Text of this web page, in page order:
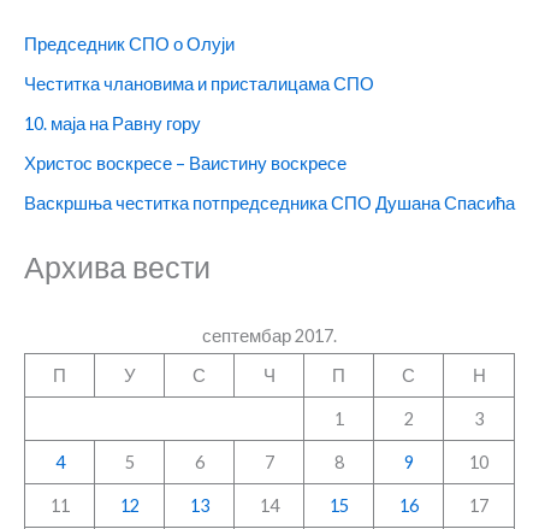
Председник СПО о Олуји
Честитка члановима и присталицама СПО
10. маја на Равну гору
Христос воскресе – Ваистину воскресе
Васкршња честитка потпредседника СПО Душана Спасића
Архива вести
септембар 2017.
П
У С Ч П С Н
1 2 3
4 5 6 7 8 9 10
11 12 13 14 15 16 17